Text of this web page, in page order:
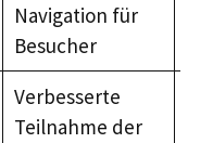
Navigation für
Besucher
Verbesserte
Teilnahme der